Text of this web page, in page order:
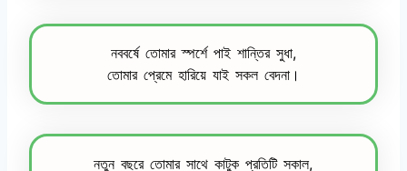
নববর্ষে তোমার স্পর্শে পাই শান্তির সুধা,
তোমার প্রেমে হারিয়ে যাই সকল বেদনা।
নতুন বছরে তোমার সাথে কাটুক প্রতিটি সকাল,